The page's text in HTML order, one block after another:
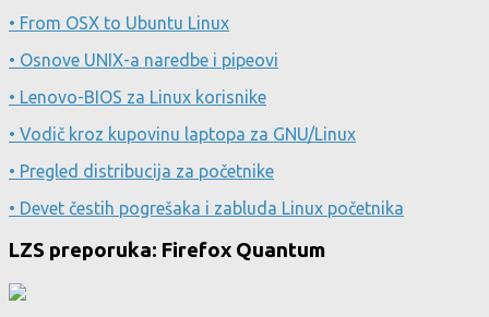
• From OSX to Ubuntu Linux
• Osnove UNIX-a naredbe i pipeovi
• Lenovo-BIOS za Linux korisnike
• Vodič kroz kupovinu laptopa za GNU/Linux
• Pregled distribucija za početnike
• Devet čestih pogrešaka i zabluda Linux početnika
LZS preporuka: Firefox Quantum